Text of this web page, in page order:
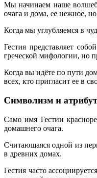
Мы начинаем наше
очага и дома, ее нежное,
Когда мы углубляемся в
Гестия представляет
греческой мифологии, но
Когда вы идёте по пути
всех, кто пригласит ее в
Символизм и
Само имя Гестии
домашнего очага.
Считающаяся одной из
в древних домах.
Гестия часто